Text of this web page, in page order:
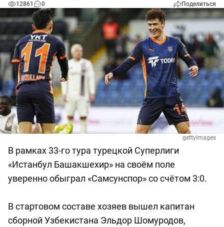
12861 0 Поделиться
gettyimages
В рамках 33-го тура турецкой Суперлиги
«Истанбул Башакшехир» на своём поле
уверенно обыграл «Самсунспор» со счётом 3:0.
В стартовом составе хозяев вышел капитан
сборной Узбекистана Эльдор Шомуродов,